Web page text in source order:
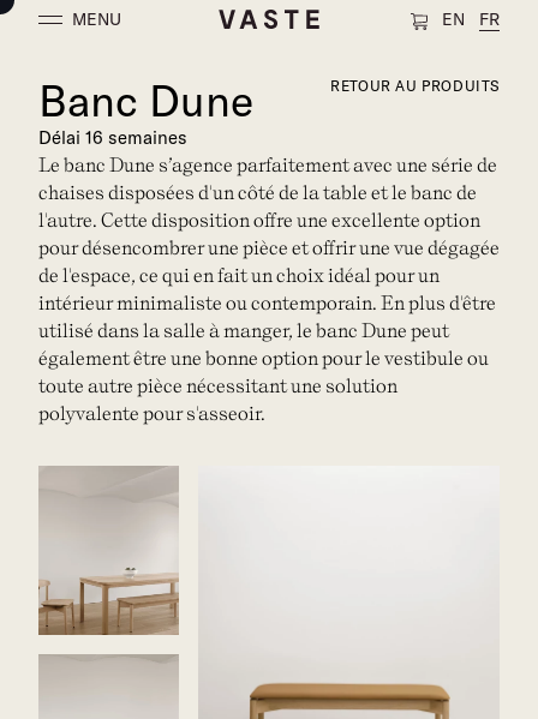
MENU EN FR
Banc Dune
Délai 16 semaines
RETOUR AU PRODUITS
Le banc Dune s’agence parfaitement avec une série de
chaises disposées d'un côté de la table et le banc de
l'autre. Cette disposition offre une excellente option
pour désencombrer une pièce et offrir une vue dégagée
de l'espace, ce qui en fait un choix idéal pour un
intérieur minimaliste ou contemporain. En plus d'être
utilisé dans la salle à manger, le banc Dune peut
également être une bonne option pour le vestibule ou
toute autre pièce nécessitant une solution
polyvalente pour s'asseoir.